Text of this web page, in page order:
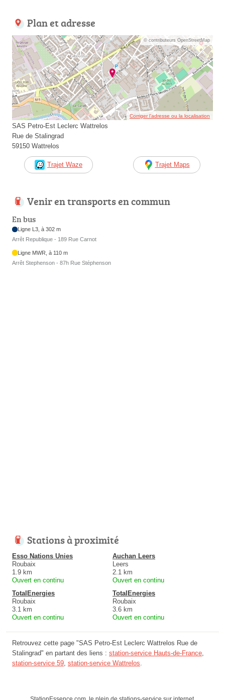
Plan et adresse
© contributeurs OpenStreetMap
Corriger l’adresse ou la localisation
SAS Petro-Est Leclerc Wattrelos
Rue de Stalingrad
59150 Wattrelos
Trajet Waze Trajet Maps
Venir en transports en commun
En bus
Ligne L3, à 302 m
Arrêt Republique - 189 Rue Carnot
Ligne MWR, à 110 m
Arrêt Stephenson - 87h Rue Stéphenson
Stations à proximité
Esso Nations Unies
Roubaix
1.9 km
Ouvert en continu
Auchan Leers
Leers
2.1 km
Ouvert en continu
TotalEnergies
Roubaix
3.1 km
Ouvert en continu
TotalEnergies
Roubaix
3.6 km
Ouvert en continu
Retrouvez cette page "SAS Petro-Est Leclerc Wattrelos Rue de
Stalingrad" en partant des liens : station-service Hauts-de-France
station-service 59 station-service Wattrelos